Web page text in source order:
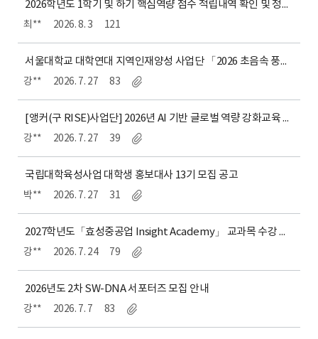
2026학년도 1학기 및 하기 핵심역량 점수 적립내역 확인 및 정정기간 안내
최** 2026. 8. 3 121
서울대학교 대학연대 지역인재양성 사업단 「2026 초음속 풍동 실습 여름캠프」 안내
강** 2026. 7. 27 83
[앵커(구 RISE)사업단] 2026년 AI 기반 글로벌 역량 강화교육 교육생 모집 안내
강** 2026. 7. 27 39
국립대학육성사업 대학생 홍보대사 13기 모집 공고
박** 2026. 7. 27 31
2027학년도「효성중공업 Insight Academy」 교과목 수강 요건 안내
강** 2026. 7. 24 79
2026년도 2차 SW-DNA 서포터즈 모집 안내
강** 2026. 7. 7 83